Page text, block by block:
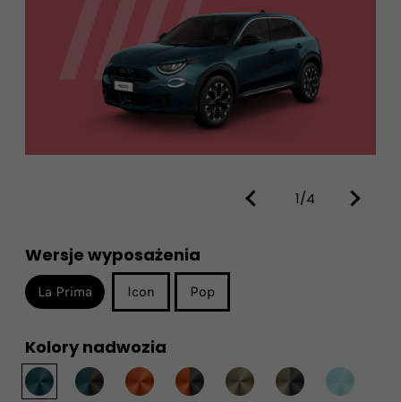
1/4
Wersje wyposażenia
La Prima Icon Pop
Kolory nadwozia